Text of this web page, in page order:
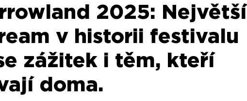
2025: Největší
v historii festivalu
zážitek i těm, kteří
doma.